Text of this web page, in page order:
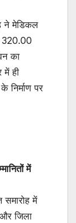
ने मेडिकल
320.00
का
में ही
निर्माण पर
में
में
और जिला